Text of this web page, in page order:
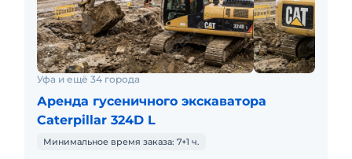
Уфа и ещё 34 города
Аренда гусеничного экскаватора
Caterpillar 324D L
Минимальное время заказа: 7+1 ч.